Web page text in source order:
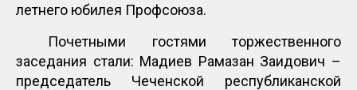
летнего юбилея Профсоюза.
Почетными гостями торжественного
заседания стали: Мадиев Рамазан Заидович –
председатель Чеченской республиканской